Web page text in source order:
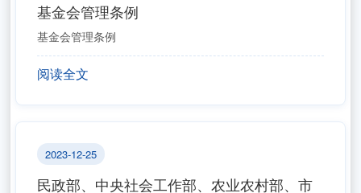
基金会管理条例
基金会管理条例
阅读全文
2023-12-25
民政部、中央社会工作部、农业农村部、市